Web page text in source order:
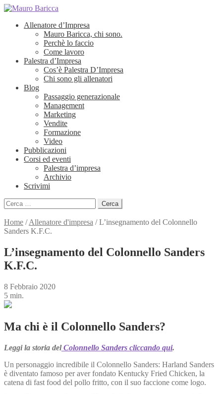
Allenatore d’Impresa
Mauro Baricca, chi sono.
Perchè lo faccio
Come lavoro
Palestra d’Impresa
Cos’è Palestra D’Impresa
Chi sono gli allenatori
Blog
Passaggio generazionale
Management
Marketing
Vendite
Formazione
Video
Pubblicazioni
Corsi ed eventi
Palestra d’impresa
Archivio
Scrivimi
Ricerca
per:
Home /Allenatore d'impresa /L’insegnamento del Colonnello
Sanders K.F.C.
L’insegnamento del Colonnello Sanders
K.F.C.
8 Febbraio 2020
5 min.
Ma chi è il Colonnello Sanders?
Leggi la storia delColonnello Sanders cliccando qui.
Un personaggio incredibile il Colonnello Sanders: Harland Sanders
è diventato famoso per aver fondato Kentucky Fried Chicken, la
catena di fast food del pollo fritto, con il suo faccione come logo.